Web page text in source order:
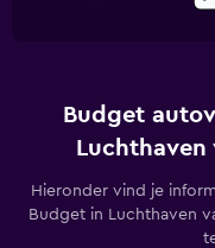
Budget
Luchthaven
Hieronder vind je
Budget in Luchthaven